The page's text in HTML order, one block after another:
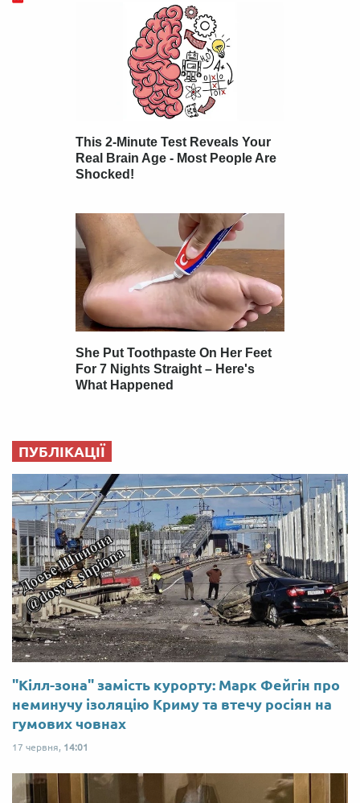
ПУБЛІКАЦІЇ
"Кілл-зона" замість курорту: Марк Фейгін про
неминучу ізоляцію Криму та втечу росіян на
гумових човнах
17 червня, 14:01